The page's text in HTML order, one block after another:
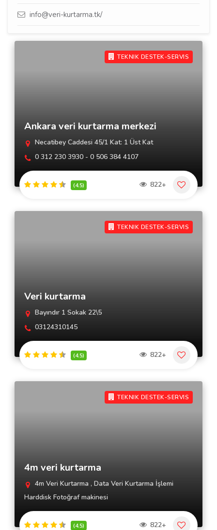
info@veri-kurtarma.tk/
TEKNIK DESTEK-SERVIS
Ankara veri kurtarma merkezi
Necatibey Caddesi 45/1 Kat: 1 Üst Kat
0 312 230 3930 - 0 506 384 4107
(4.5) 822+
TEKNIK DESTEK-SERVIS
Veri kurtarma
Bayındır 1 Sokak 22\5
03124310145
(4.5) 822+
TEKNIK DESTEK-SERVIS
4m veri kurtarma
4m Veri Kurtarma , Data Veri Kurtarma İşlemi
Harddisk Fotoğraf makinesi
(4.5) 822+